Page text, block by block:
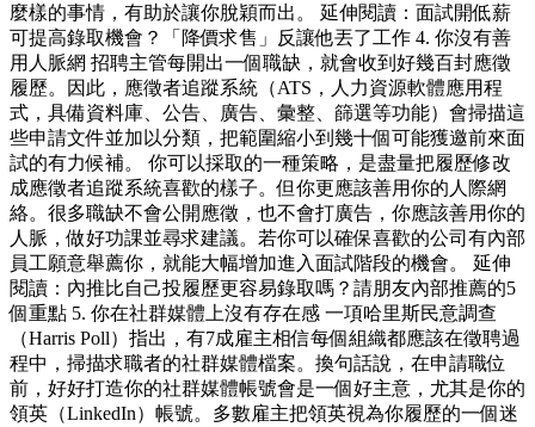
麼樣的事情，有助於讓你脫穎而出。 延伸閱讀：面試開低薪
可提高錄取機會？「降價求售」反讓他丟了工作 4. 你沒有善
用人脈網 招聘主管每開出一個職缺，就會收到好幾百封應徵
履歷。因此，應徵者追蹤系統（ATS，人力資源軟體應用程
式，具備資料庫、公告、廣告、彙整、篩選等功能）會掃描這
些申請文件並加以分類，把範圍縮小到幾十個可能獲邀前來面
試的有力候補。 你可以採取的一種策略，是盡量把履歷修改
成應徵者追蹤系統喜歡的樣子。但你更應該善用你的人際網
絡。很多職缺不會公開應徵，也不會打廣告，你應該善用你的
人脈，做好功課並尋求建議。若你可以確保喜歡的公司有內部
員工願意舉薦你，就能大幅增加進入面試階段的機會。 延伸
閱讀：內推比自己投履歷更容易錄取嗎？請朋友內部推薦的5
個重點 5. 你在社群媒體上沒有存在感 一項哈里斯民意調查
（Harris Poll）指出，有7成雇主相信每個組織都應該在徵聘過
程中，掃描求職者的社群媒體檔案。換句話說，在申請職位
前，好好打造你的社群媒體帳號會是一個好主意，尤其是你的
領英（LinkedIn）帳號。多數雇主把領英視為你履歷的一個迷